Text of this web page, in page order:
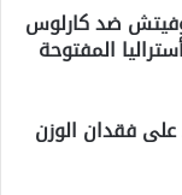
ضد كارلوس
المفتوحة
فقدان الوزن